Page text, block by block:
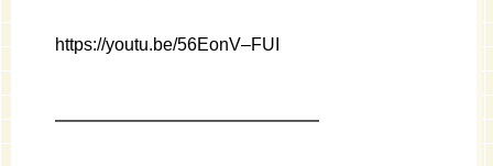
https://youtu.be/56EonV–FUI
━━━━━━━━━━━━━━━